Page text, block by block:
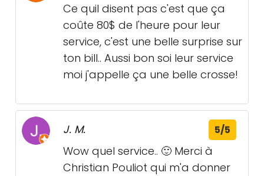
Ce quil disent pas c'est que ça
coûte 80$ de l'heure pour leur
service, c'est une belle surprise sur
ton bill.. Aussi bon soi leur service
moi j'appelle ça une belle crosse!
J. M. 5/5
Wow quel service.. 🙂 Merci à
Christian Pouliot qui m'a donner